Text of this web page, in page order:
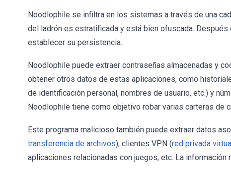
Noodlophile se infiltra en los sistemas a través de una
del ladrón es estratificada y está bien ofuscada.
establecer su persistencia.
Noodlophile puede extraer contraseñas almacenadas y
obtener otros datos de estas aplicaciones, como
de identificación personal, nombres de usuario, etc.) y
Noodlophile tiene como objetivo robar varias carteras de
Este programa malicioso también puede extraer datos
transferencia de archivos), clientes VPN (red privada
aplicaciones relacionadas con juegos, etc. La